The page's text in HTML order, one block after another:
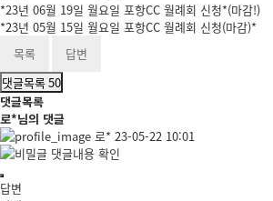
*23년 06월 19일 월요일 포항CC 월례회 신청*(마감!)
*23년 05월 15일 월요일 포항CC 월례회 신청(마감)*
목록
답변
댓글목록50
댓글목록
로*님의 댓글
로* 23-05-22 10:01
댓글내용 확인
답변